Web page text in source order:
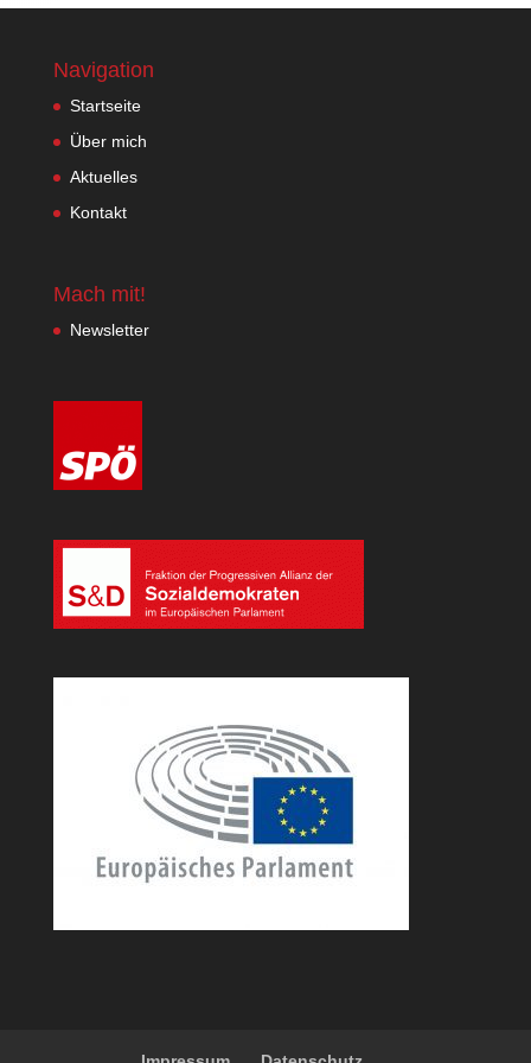
Navigation
Startseite
Über mich
Aktuelles
Kontakt
Mach mit!
Newsletter